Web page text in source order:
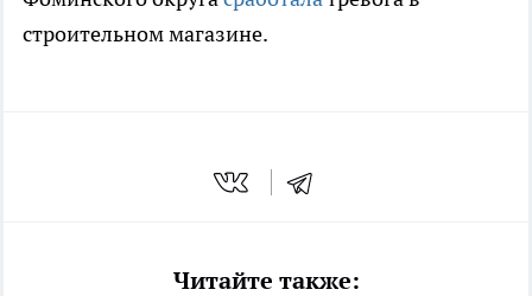
строительном магазине.
Читайте также: